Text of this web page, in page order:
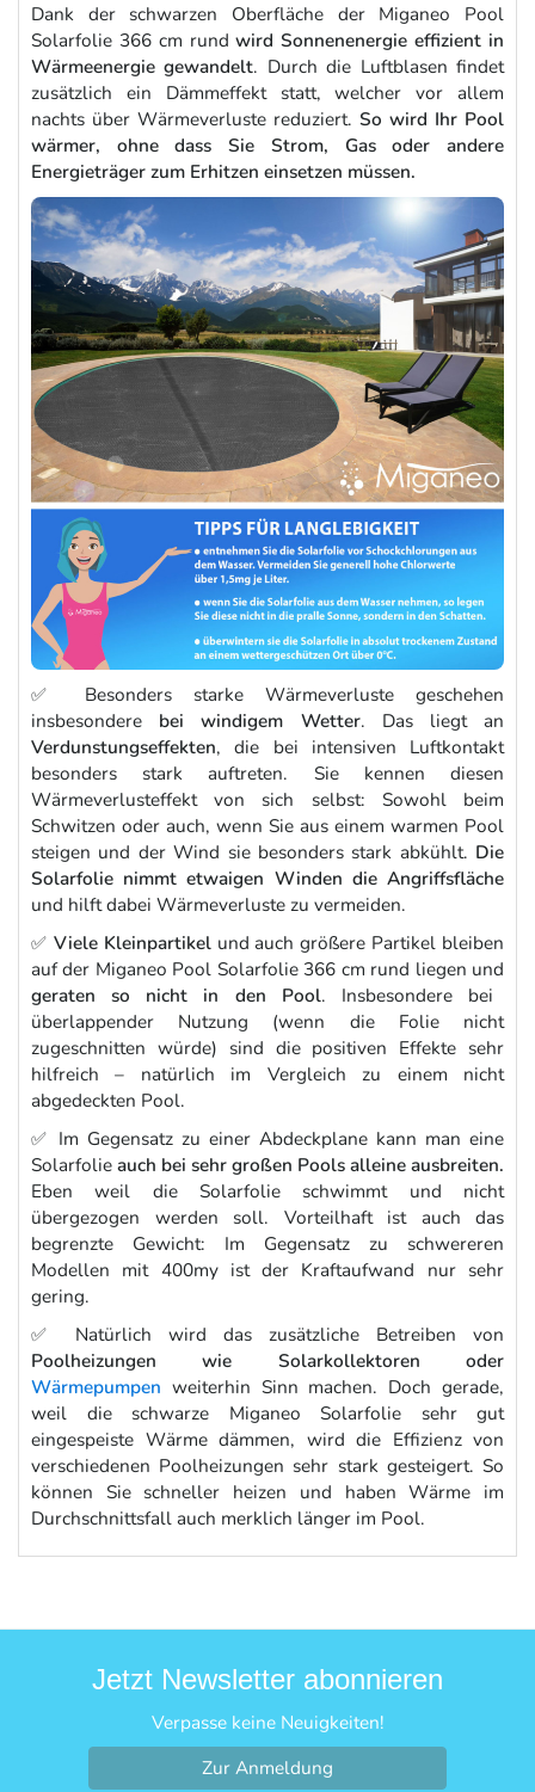
Dank der schwarzen Oberfläche der Miganeo Pool
Solarfolie 366 cm rundwird Sonnenenergie effizient in
Wärmeenergie gewandelt. Durch die Luftblasen findet
zusätzlich ein Dämmeffekt statt, welcher vor allem
nachts über Wärmeverluste reduziert. So wird Ihr Pool
wärmer, ohne dass Sie Strom, Gas oder andere
Energieträger zum Erhitzen einsetzen müssen.
✅ Besonders starke Wärmeverluste geschehen
insbesondere bei windigem Wetter. Das liegt an
Verdunstungseffekten, die bei intensiven Luftkontakt
besonders stark auftreten. Sie kennen diesen
Wärmeverlusteffekt von sich selbst: Sowohl beim
Schwitzen oder auch, wenn Sie aus einem warmen Pool
steigen und der Wind sie besonders stark abkühlt. Die
Solarfolie nimmt etwaigen Winden die Angriffsfläche
und hilft dabei Wärmeverluste zu vermeiden.
✅ Viele Kleinpartikelund auch größere Partikel bleiben
auf der Miganeo Pool Solarfolie 366 cm rund liegen und
geraten so nicht in den Pool. Insbesondere bei
überlappender Nutzung (wenn die Folie nicht
zugeschnitten würde) sind die positiven Effekte sehr
hilfreich – natürlich im Vergleich zu einem nicht
abgedeckten Pool.
✅ Im Gegensatz zu einer Abdeckplane kann man eine
Solarfolieauch bei sehr großen Pools alleine ausbreiten.
Eben weil die Solarfolie schwimmt und nicht
übergezogen werden soll. Vorteilhaft ist auch das
begrenzte Gewicht: Im Gegensatz zu schwereren
Modellen mit 400my ist der Kraftaufwand nur sehr
gering.
✅ Natürlich wird das zusätzliche Betreiben von
Poolheizungen wie Solarkollektoren oder
Wärmepumpen weiterhin Sinn machen. Doch gerade,
weil die schwarze Miganeo Solarfolie sehr gut
eingespeiste Wärme dämmen, wird die Effizienz von
verschiedenen Poolheizungen sehr stark gesteigert. So
können Sie schneller heizen und haben Wärme im
Durchschnittsfall auch merklich länger im Pool.
Jetzt Newsletter abonnieren
Verpasse keine Neuigkeiten!
Zur Anmeldung